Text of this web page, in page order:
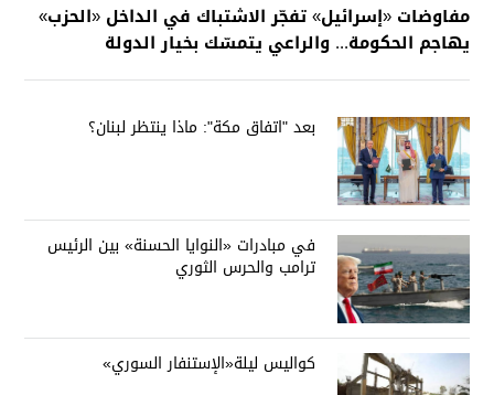
مفاوضات «إسرائيل» تفجّر الاشتباك في الداخل «الحزب»
يهاجم الحكومة... والراعي يتمسّك بخيار الدولة
بعد "اتفاق مكة": ماذا ينتظر لبنان؟
في مبادرات «النوايا الحسنة» بين الرئيس
ترامب والحرس الثوري
كواليس ليلة«الإستنفار السوري»